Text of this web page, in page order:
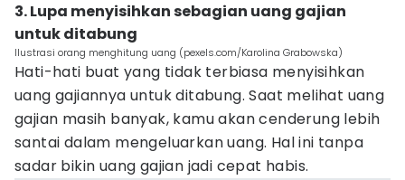
3. Lupa menyisihkan sebagian uang gajian
untuk ditabung
Ilustrasi orang menghitung uang (pexels.com/Karolina Grabowska)
Hati-hati buat yang tidak terbiasa menyisihkan
uang gajiannya untuk ditabung. Saat melihat uang
gajian masih banyak, kamu akan cenderung lebih
santai dalam mengeluarkan uang. Hal ini tanpa
sadar bikin uang gajian jadi cepat habis.